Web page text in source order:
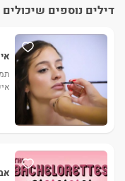
דילים נוספים שיכולים